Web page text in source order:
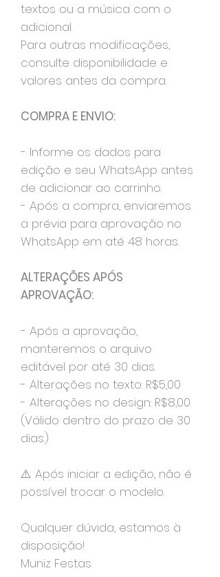
textos ou a música com o
adicional.
Para outras modificações,
consulte disponibilidade e
valores antes da compra.
COMPRA E ENVIO:
- Informe os dados para
edição e seu WhatsApp antes
de adicionar ao carrinho.
- Após a compra, enviaremos
a prévia para aprovação no
WhatsApp em até 48 horas.
ALTERAÇÕES APÓS
APROVAÇÃO:
- Após a aprovação,
manteremos o arquivo
editável por até 30 dias.
- Alterações no texto: R$5,00
- Alterações no design: R$8,00
(Válido dentro do prazo de 30
dias.)
⚠️ Após iniciar a edição, não é
possível trocar o modelo.
Qualquer dúvida, estamos à
disposição!
Muniz Festas